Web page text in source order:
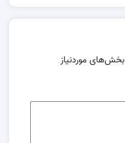
بخش‌های موردنیاز